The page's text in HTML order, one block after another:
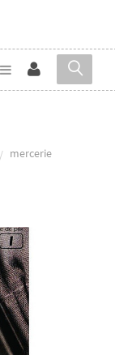
mercerie